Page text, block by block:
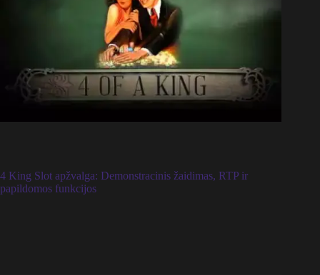
4 King Slot apžvalga: Demonstracinis žaidimas, RTP ir
papildomos funkcijos